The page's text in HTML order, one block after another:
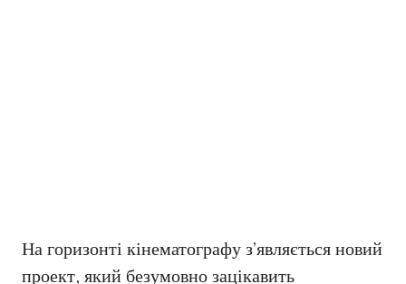
На горизонті кінематографу з’являється новий
проект, який безумовно зацікавить